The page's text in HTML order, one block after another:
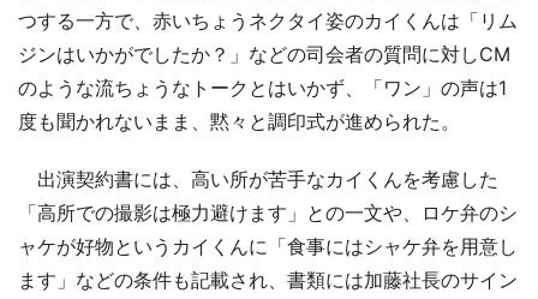
つする一方で、赤いちょうネクタイ姿のカイくんは「リム
ジンはいかがでしたか？」などの司会者の質問に対しCM
のような流ちょうなトークとはいかず、「ワン」の声は1
度も聞かれないまま、黙々と調印式が進められた。
出演契約書には、高い所が苦手なカイくんを考慮した
「高所での撮影は極力避けます」との一文や、ロケ弁のシ
ャケが好物というカイくんに「食事にはシャケ弁を用意し
ます」などの条件も記載され、書類には加藤社長のサイン